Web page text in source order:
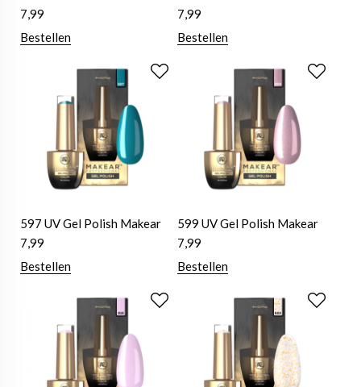
7,99
Bestellen
7,99
Bestellen
597 UV Gel Polish Makear
7,99
Bestellen
599 UV Gel Polish Makear
7,99
Bestellen